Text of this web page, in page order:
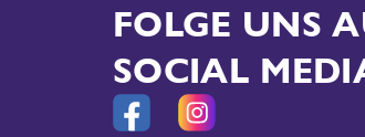
FOLGE UNS
SOCIAL